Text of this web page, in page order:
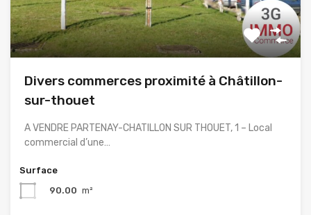
Divers commerces proximité à Châtillon-
sur-thouet
A VENDRE PARTENAY-CHATILLON SUR THOUET, 1 – Local
commercial d’une…
Surface
90.00 m²